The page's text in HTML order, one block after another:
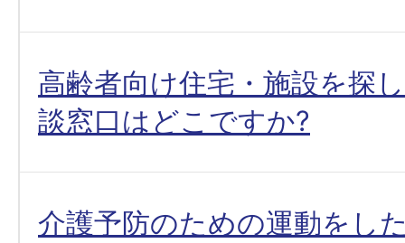
高齢者向け住宅・施設を探
談窓口はどこですか?
介護予防のための運動をし